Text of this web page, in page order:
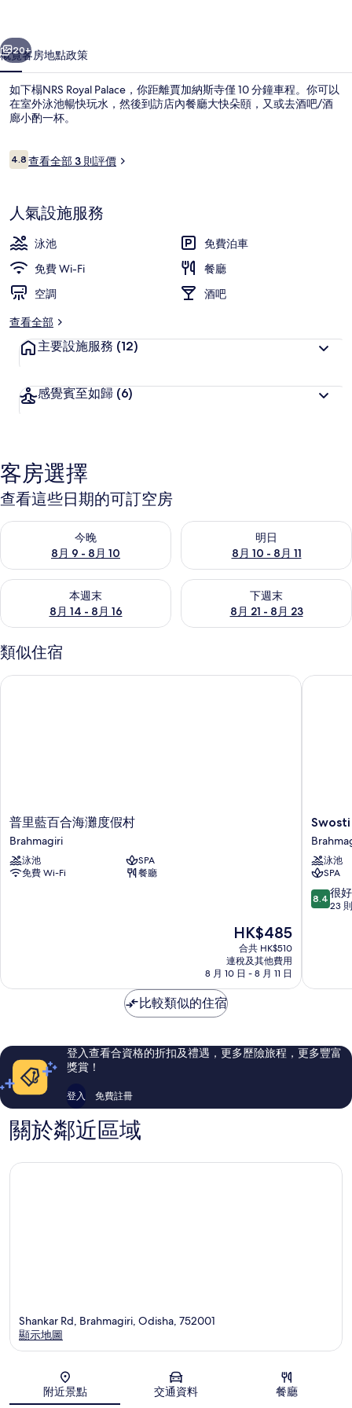
個 下一個
20+
概覽客房地點政策
如下榻NRS Royal Palace，你距離賈加納斯寺僅 10 分鐘車程。你可以
在室外泳池暢快玩水，然後到訪店內餐廳大快朵頤，又或去酒吧/酒
廊小酌一杯。
評
價
4.84.8 分，滿分 10 分，
查看全部 3 則評價
人氣設施服務
泳池
免費泊車
免費 Wi-Fi
餐廳
空調
酒吧
查看全部
主要設施服務 (12)
感覺賓至如歸 (6)
客房選擇
查看這些日期的可訂空房
今晚
8月 9 - 8月 10
查看今晚 8月 9 - 8月 10的可訂空房
明日
8月 10 - 8月 11
查看明日 8月 10 - 8月 11的可
本週末
8月 14 - 8月 16
查看本週末 8月 14 - 8月 16的可訂空房
下週末
8月 21 - 8月 23
查看下週末 8月 21 - 8月 23的
類似住宿
普
里
藍
百
合
普里藍百合海灘度假村
Brahmagiri
泳池
SPA
免費 Wi-Fi
餐廳
現
售
HK$485
HK$485
合共 HK$510
連稅及其他費用
8 月 10 日 - 8 月 11 日
普里藍百合海灘度假村
Swosti
高
級
海
灘
度
假
Swosti
泳池
SPA
8.4
分
很
評
價
8.4 很好
23
Swosti
比較類似的住宿
登入查看合資格的折扣及禮遇，更多歷險旅程，更多豐富
獎賞！
登入 免費註冊
關於鄰近區域
地圖
Shankar Rd, Brahmagiri, Odisha, 752001
顯示地圖
附近景點 交通資料 餐廳